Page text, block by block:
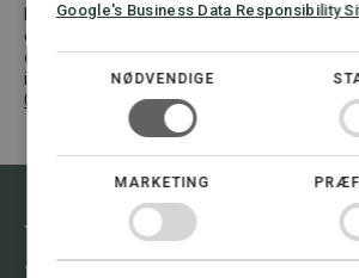
Hvis du som arbejdsgiver ønsker at gøre
dagesreglen, er det vigtigt, at du er
opfylder betingelserne for anvendelse af
i tvivl, er du velkommen til at kontakte os
05
, så vil vi hjælpe dig.
Vil du vide mere om
mig.
Google's Business Data Responsibility
NØDVENDIGE
MARKETING